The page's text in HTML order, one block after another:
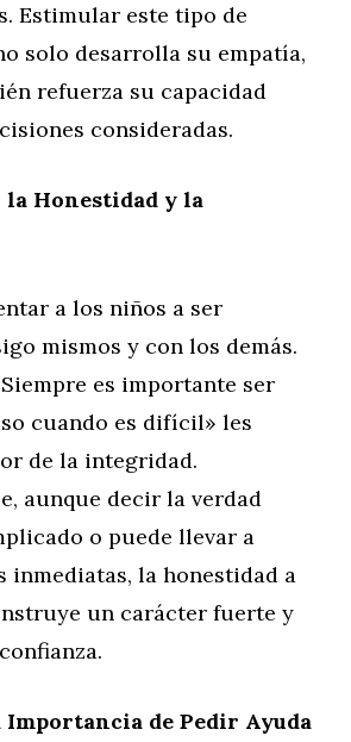
Estimular este tipo de
solo desarrolla su empatía,
refuerza su capacidad
consideradas.
Honestidad y la
a los niños a ser
mismos y con los demás.
es importante ser
cuando es difícil» les
de la integridad.
aunque decir la verdad
o puede llevar a
inmediatas, la honestidad a
un carácter fuerte y
Importancia de Pedir Ayuda